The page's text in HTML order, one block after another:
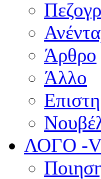
Άρθρο
Άλλο
ΛΟΓΟ -